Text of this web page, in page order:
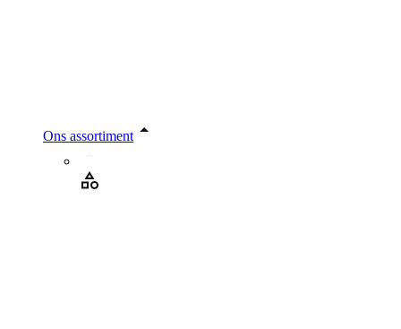
Ons assortiment